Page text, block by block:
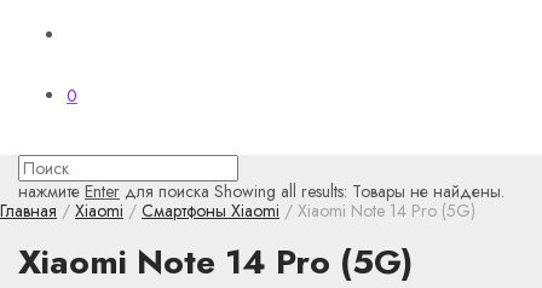
0
нажмите Enter для поиска Showing all results: Товары не найдены.
Главная / Xiaomi / Смартфоны Xiaomi / Xiaomi Note 14 Pro (5G)
Xiaomi Note 14 Pro (5G)